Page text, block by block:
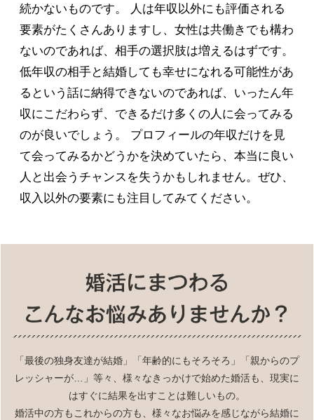
続かないものです。 人は年収以外にも評価される
要素がたくさんありますし、女性は共働きでも構わ
ないのであれば、相手の選択肢は増えるはずです。
低年収の相手と結婚しても幸せになれる可能性があ
るという話に納得できないのであれば、いったん年
収にこだわらず、できるだけ多くの人に会ってみる
のが良いでしょう。 プロフィールの年収だけを見
て会ってみるかどうかを決めていたら、本当に良い
人と出会うチャンスを失うかもしれません。ぜひ、
収入以外の要素にも注目してみてください。
「最後の独身友達が結婚」「年齢的にもそろそろ」「親からのプ
レッシャーが…」等々、様々なきっかけで始めた婚活も、現実に
はすぐに結果を出すことは難しいもの。
婚活中の方もこれからの方も、様々なお悩みを感じながら結婚に